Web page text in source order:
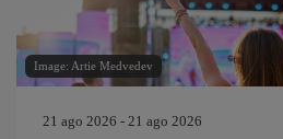
Image: Artie Medvedev
21 ago 2026 - 21 ago 2026